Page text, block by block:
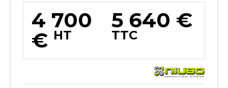
4 700
€ HT
5 640 €
TTC